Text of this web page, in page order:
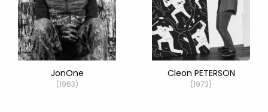
JonOne
(1963)
Cleon PETERSON
(1973)